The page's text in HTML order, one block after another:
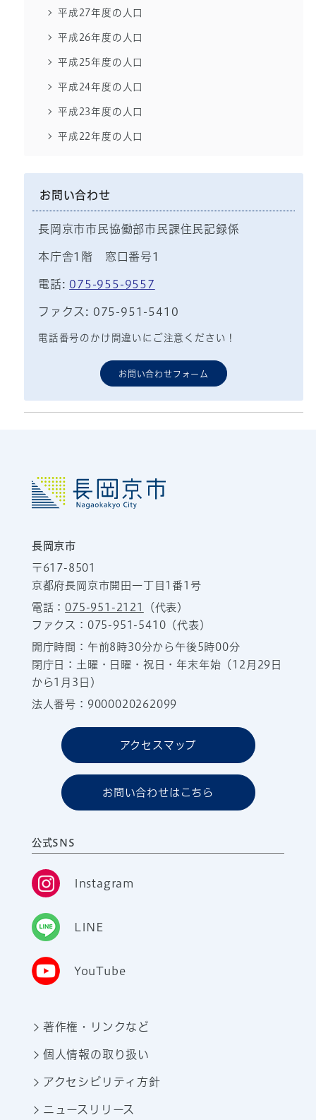
平成27年度の人口
平成26年度の人口
平成25年度の人口
平成24年度の人口
平成23年度の人口
平成22年度の人口
お問い合わせ
長岡京市市民協働部市民課住民記録係
本庁舎1階 窓口番号1
電話: 075-955-9557
ファクス: 075-951-5410
電話番号のかけ間違いにご注意ください！
お問い合わせフォーム
長岡京市
〒617-8501
京都府長岡京市開田一丁目1番1号
電話：075-951-2121
（代表）
ファクス：075-951-5410（代表）
開庁時間：午前8時30分から午後5時00分
閉庁日：土曜・日曜・祝日・年末年始（12月29日
から1月3日）
法人番号：9000020262099
アクセスマップ
お問い合わせはこちら
公式SNS
Instagram
LINE
YouTube
著作権・リンクなど
個人情報の取り扱い
アクセシビリティ方針
ニュースリリース